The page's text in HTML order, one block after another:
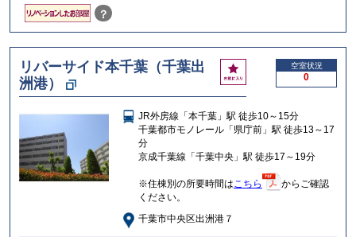
？
リバーサイド本千葉（千葉出
洲港）
お
気
に
入
り
空室状況
0
JR外房線「本千葉」駅 徒歩10～15分
千葉都市モノレール「県庁前」駅 徒歩13～17
分
京成千葉線「千葉中央」駅 徒歩17～19分
※住棟別の所要時間はこちら
からご確認
ください。
千葉市中央区出洲港７